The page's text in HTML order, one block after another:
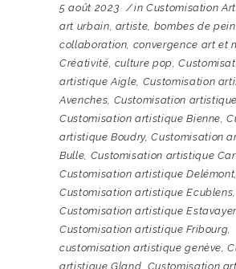
5 août 2023 in Customisation
art urbain artiste bombes de
collaboration convergence art et
Créativité culture pop ,
artistique Aigle Customisation
Avenches Customisation
Customisation artistique Bienne ,
artistique Boudry,Customisation
Bulle Customisation artistique
Customisation artistique Delémont
Customisation artistique Ecublens
Customisation artistique
Customisation artistique Fribourg
customisation artistique genève ,
artistique Gland Customisation